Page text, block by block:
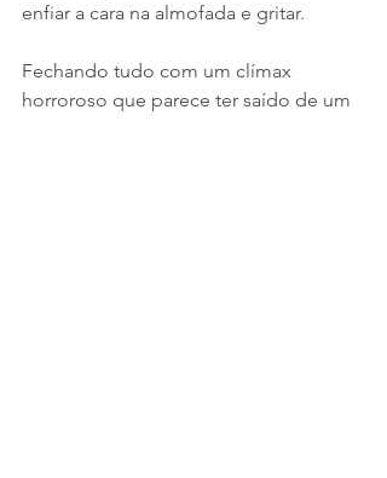
enfiar a cara na almofada e gritar.
Fechando tudo com um clímax
horroroso que parece ter saído de um